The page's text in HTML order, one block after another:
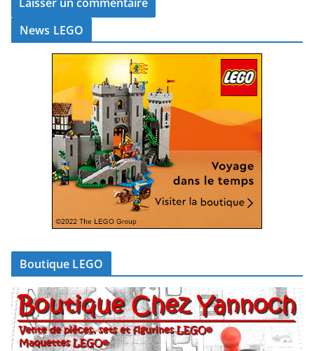
News LEGO
Boutique LEGO